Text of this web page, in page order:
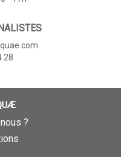
28
?